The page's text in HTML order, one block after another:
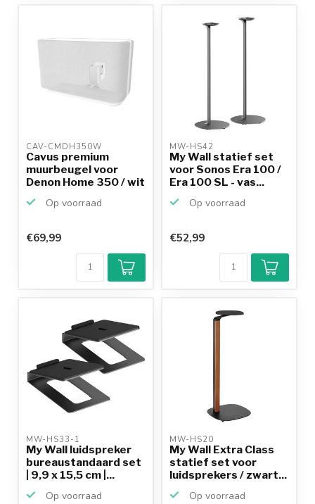
CAV-CMDH350W
Cavus premium
muurbeugel voor
Denon Home 350 / wit
Op voorraad
€69,99
MW-HS42
My Wall statief set
voor Sonos Era 100 /
Era 100 SL - vas...
Op voorraad
€52,99
MW-HS33-1
My Wall luidspreker
bureaustandaard set
| 9,9 x 15,5 cm |...
Op voorraad
MW-HS20
My Wall Extra Class
statief set voor
luidsprekers / zwart...
Op voorraad